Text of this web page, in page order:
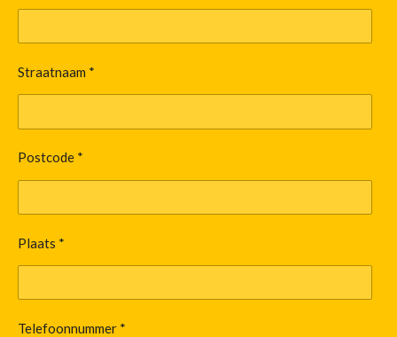
Straatnaam *
Postcode *
Plaats *
Telefoonnummer *